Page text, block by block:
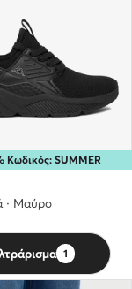
Κωδικός: SUMMER
· Μαύρο
-18%
τιμή30,90 €
1